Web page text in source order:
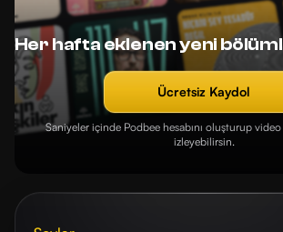
Her hafta eklenen yeni
Ücretsiz Kaydol
Saniyeler içinde Podbee hesabını oluşturup
izleyebilirsin.